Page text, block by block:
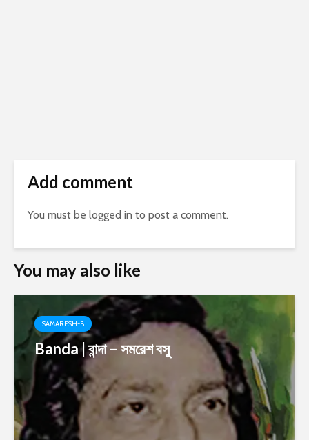
Add comment
You must be logged in to post a comment.
You may also like
SAMARESH-B
Banda | বান্দা – সমরেশ বসু